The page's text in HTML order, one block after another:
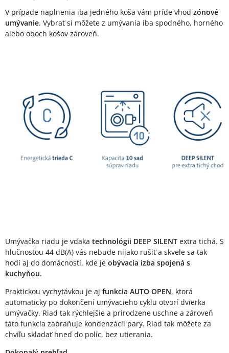
V prípade naplnenia iba jedného koša vám príde vhod zónové
umývanie. Vybrať si môžete z umývania iba spodného, horného
alebo oboch košov zároveň.
Umývačka riadu je vďaka technológii DEEP SILENT extra tichá. S
hlučnosťou 44 dB(A) vás nebude nijako rušiť a skvele sa tak
hodí aj do domácností, kde je obývacia izba spojená s
kuchyňou.
Praktickou vychytávkou je aj funkcia AUTO OPEN, ktorá
automaticky po dokončení umývacieho cyklu otvorí dvierka
umývačky. Riad tak rýchlejšie a prirodzene uschne a zároveň
táto funkcia zabraňuje kondenzácii pary. Riad tak môžete za
chvíľu skladať hneď do políc, bez utierania.